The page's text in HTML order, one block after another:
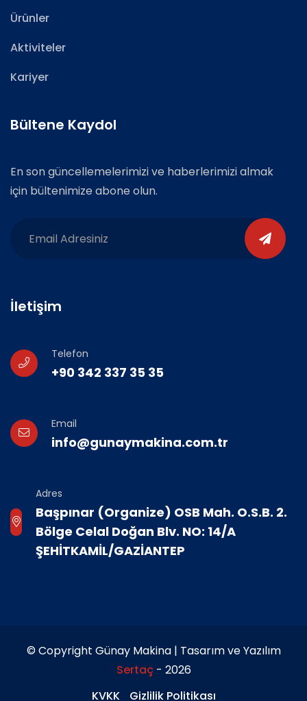
Ürünler
Aktiviteler
Kariyer
Bültene Kaydol
En son güncellemelerimizi ve haberlerimizi almak
için bültenimize abone olun.
İletişim
Telefon
+90 342 337 35 35
Email
info@gunaymakina.com.tr
Adres
Başpınar (Organize) OSB Mah. O.S.B. 2.
Bölge Celal Doğan Blv. NO: 14/A
ŞEHİTKAMİL/GAZİANTEP
© Copyright Günay Makina | Tasarım ve Yazılım
Sertaç- 2026
KVKK
Gizlilik Politikası